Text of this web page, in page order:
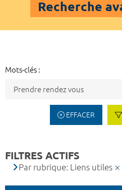
Recherche
Mots-clés :
EFFACER
FILTRES ACTIFS
Par rubrique: Liens utiles